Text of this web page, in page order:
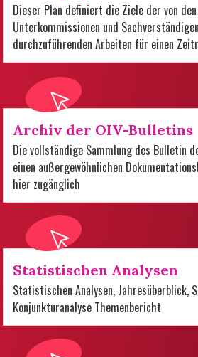
Dieser Plan definiert die Ziele der von
Unterkommissionen und
durchzuführenden Arbeiten für einen
Archiv der OIV-Bulletins
Die vollständige Sammlung des Bulletin
einen außergewöhnlichen
hier zugänglich
Statistischen Analysen
Statistischen Analysen, Jahresüberblick,
Konjunkturanalyse Themenbericht